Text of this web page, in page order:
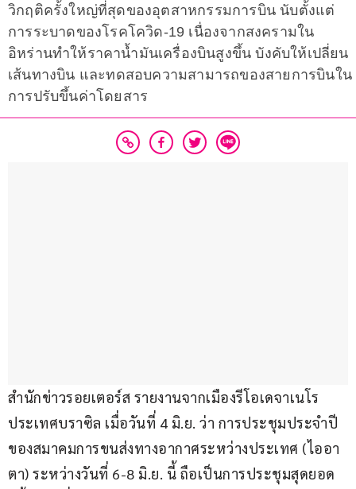
วิกฤติครั้งใหญ่ที่สุดของอุตสาหกรรมการบิน นับตั้งแต่
การระบาดของโรคโควิด-19 เนื่องจากสงครามใน
อิหร่านทำให้ราคาน้ำมันเครื่องบินสูงขึ้น บังคับให้เปลี่ยน
เส้นทางบิน และทดสอบความสามารถของสายการบินใน
การปรับขึ้นค่าโดยสาร
สำนักข่าวรอยเตอร์ส รายงานจากเมืองรีโอเดจาเนโร
ประเทศบราซิล เมื่อวันที่ 4 มิ.ย. ว่า การประชุมประจำปี
ของสมาคมการขนส่งทางอากาศระหว่างประเทศ (ไออา
ตา) ระหว่างวันที่ 6-8 มิ.ย. นี้ ถือเป็นการประชุมสุดยอด